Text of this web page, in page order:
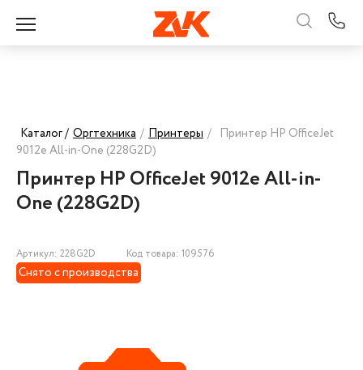
Каталог / Оргтехника / Принтеры / Принтер HP OfficeJet
9012e All-in-One (228G2D)
Принтер HP OfficeJet 9012e All-in-
One (228G2D)
Артикул: 228G2D Код товара: 109576
Снято с производства